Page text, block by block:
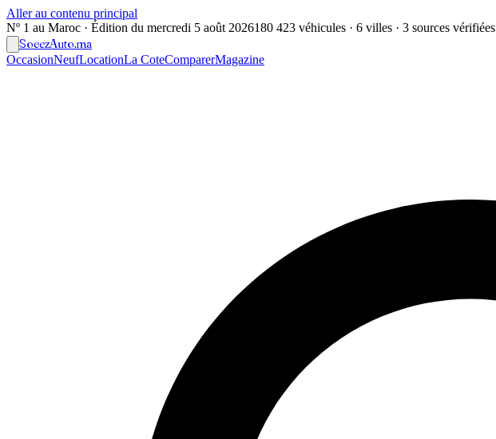
Aller au contenu principal
Nº 1 au Maroc · Édition du mercredi 5 août 2026180 423 véhicules · 6 villes · 3 sources vérifiées
SoeezAuto.ma
OccasionNeufLocationLa CoteComparerMagazine